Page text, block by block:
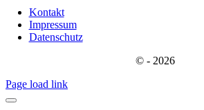
Kontakt
Impressum
Datenschutz
© - 2026
Page load link